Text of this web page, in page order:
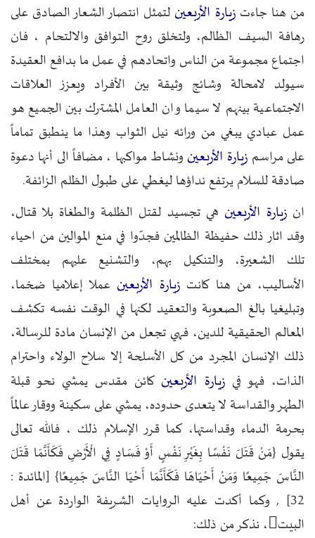
من هنا جاءت زيارة الأربعين لتمثل انتصار الشعار الصادق على
رهافة السيف الظالم، ولتخلق روح التوافق والالتحام ، فان
اجتماع مجموعة من الناس واتحادهم في عمل ما بدافع العقيدة
سيولد لامحالة وشائج وثيقة بين الأفراد ويعزز العلاقات
الاجتماعية بينهم لا سيما وان العامل المشترك بين الجميع هو
عمل عبادي يبغي من ورائه نيل الثواب وهذا ما ينطبق تماماً
على مراسم زيارة الأربعين ونشاط مواكبها ، مضافاً الى أنها دعوة
صادقة للسلام يرتفع نداؤها ليغطي على طبول الظلم الزائفة.
انزيارة الأربعين هي تجسيد لقتل الظلمة والطغاة بلا قتال،
وقد اثار ذلك حفيظة الظالمين فجدّوا في منع الموالين من احياء
تلك الشعيرة، والتنكيل بهم، والتشنيع عليهم بمختلف
الأساليب، من هنا كانت زيارة الأربعين عملا إعلاميا ضخما،
وتبليغيا بالغ الصعوبة والتعقيد لكنها في الوقت نفسه تكشف
المعالم الحقيقية للدين، فهي تجعل من الإنسان مادة للرسالة،
ذلك الإنسان المجرد من كل الأسلحة إلا سلاح الولاء واحترام
الذات، فهو في زيارة الأربعين كائن مقدس يمشي نحو قبلة
الطهر والقداسة لا يتعدى حدوده، يمشي على سكينة ووقار عالماً
بحرمة الدماء وقداستها، كما قرر الإسلام ذلك ، فالله تعالى
يقول {مَنْ قَتَلَ نَفْسًا بِغَيْرِ نَفْسٍ أَوْ فَسَادٍ فِي الْأَرْضِ فَكَأَنَّمَا قَتَلَ
النَّاسَ جَمِيعًا وَمَنْ أَحْيَاهَا فَكَأَنَّمَا أَحْيَا النَّاسَ جَمِيعًا} [المائدة :
32] , وكما أكدت عليه الروايات الشريفة الواردة عن أهل
البيت، نذكر من ذلك: